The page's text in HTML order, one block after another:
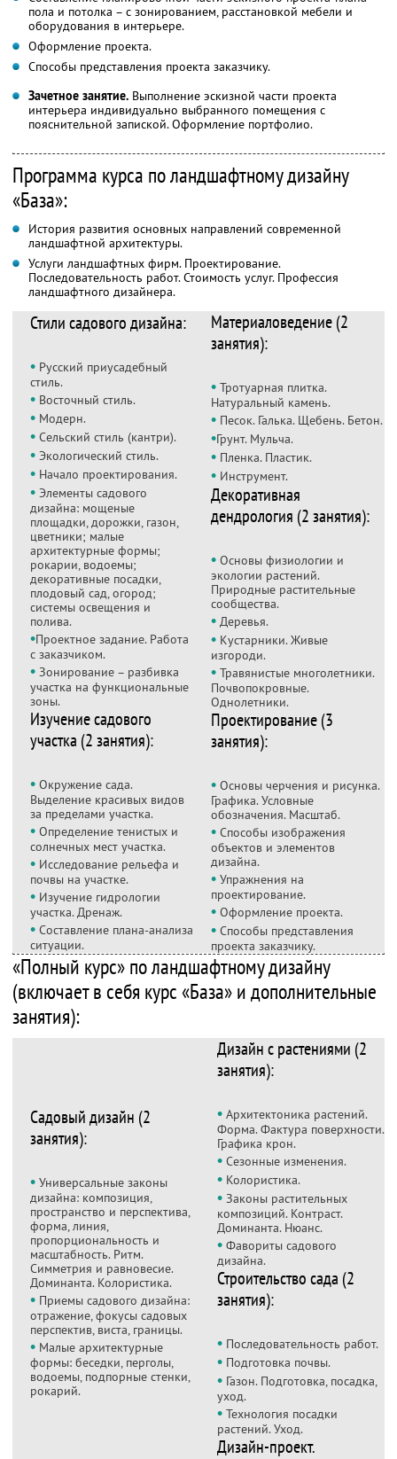
пола и потолка – с зонированием, расстановкой мебели и
оборудования в интерьере.
Оформление проекта.
Способы представления проекта заказчику.
Зачетное занятие. Выполнение эскизной части проекта
интерьера индивидуально выбранного помещения с
пояснительной запиской. Оформление портфолио.
Программа курса по ландшафтному дизайну
«База»:
История развития основных направлений современной
ландшафтной архитектуры.
Услуги ландшафтных фирм. Проектирование.
Последовательность работ. Стоимость услуг. Профессия
ландшафтного дизайнера.
Стили садового дизайна:
• Русский приусадебный
стиль.
• Восточный стиль.
• Модерн.
• Сельский стиль (кантри).
• Экологический стиль.
• Начало проектирования.
• Элементы садового
дизайна: мощеные
площадки, дорожки, газон,
цветники; малые
архитектурные формы;
рокарии, водоемы;
декоративные посадки,
плодовый сад, огород;
системы освещения и
полива.
•Проектное задание. Работа
с заказчиком.
• Зонирование – разбивка
участка на функциональные
зоны.
Изучение садового
участка (2 занятия):
• Окружение сада.
Выделение красивых видов
за пределами участка.
• Определение тенистых и
солнечных мест участка.
• Исследование рельефа и
почвы на участке.
• Изучение гидрологии
участка. Дренаж.
• Составление плана-анализа
ситуации.
Материаловедение (2
занятия):
• Тротуарная плитка.
Натуральный камень.
• Песок. Галька. Щебень. Бетон.
•Грунт. Мульча.
• Пленка. Пластик.
• Инструмент.
Декоративная
дендрология (2 занятия):
• Основы физиологии и
экологии растений.
Природные растительные
сообщества.
• Деревья.
• Кустарники. Живые
изгороди.
• Травянистые многолетники.
Почвопокровные.
Однолетники.
Проектирование (3
занятия):
• Основы черчения и рисунка.
Графика. Условные
обозначения. Масштаб.
• Способы изображения
объектов и элементов
дизайна.
• Упражнения на
проектирование.
• Оформление проекта.
• Способы представления
проекта заказчику.
«Полный курс» по ландшафтному дизайну
(включает в себя курс «База» и дополнительные
занятия):
Садовый дизайн (2
занятия):
• Универсальные законы
дизайна: композиция,
пространство и перспектива,
форма, линия,
пропорциональность и
масштабность. Ритм.
Симметрия и равновесие.
Доминанта. Колористика.
• Приемы садового дизайна:
отражение, фокусы садовых
перспектив, виста, границы.
• Малые архитектурные
формы: беседки, перголы,
водоемы, подпорные стенки,
рокарий.
Дизайн с растениями (2
занятия):
• Архитектоника растений.
Форма. Фактура поверхности.
Графика крон.
• Сезонные изменения.
• Колористика.
• Законы растительных
композиций. Контраст.
Доминанта. Нюанс.
• Фавориты садового
дизайна.
Строительство сада (2
занятия):
• Последовательность работ.
• Подготовка почвы.
• Газон. Подготовка, посадка,
уход.
• Технология посадки
растений. Уход.
Дизайн-проект.